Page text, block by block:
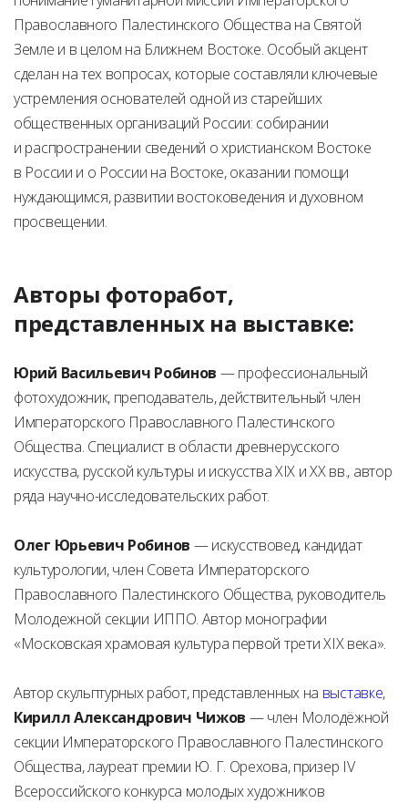
Православного Палестинского Общества на Святой
Земле и в целом на Ближнем Востоке. Особый акцент
сделан на тех вопросах, которые составляли ключевые
устремления основателей одной из старейших
общественных организаций России: собирании
и распространении сведений о христианском Востоке
в России и о России на Востоке, оказании помощи
нуждающимся, развитии востоковедения и духовном
просвещении.
Авторы фоторабот,
представленных на выставке:
Юрий Васильевич Робинов — профессиональный
фотохудожник, преподаватель, действительный член
Императорского Православного Палестинского
Общества. Специалист в области древнерусского
искусства, русской культуры и искусства XIX и ХХ вв., автор
ряда научно-исследовательских работ.
Олег Юрьевич Робинов — искусствовед, кандидат
культурологии, член Совета Императорского
Православного Палестинского Общества, руководитель
Молодежной секции ИППО. Автор монографии
«Московская храмовая культура первой трети XIX века».
Автор скульптурных работ, представленных на выставке,
Кирилл Александрович Чижов — член Молодёжной
секции Императорского Православного Палестинского
Общества, лауреат премии Ю. Г. Орехова, призер IV
Всероссийского конкурса молодых художников